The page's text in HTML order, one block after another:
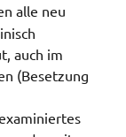
alle neu
auch im
(Besetzung